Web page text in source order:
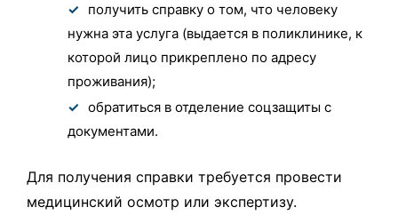
получить справку о том, что человеку
нужна эта услуга (выдается в поликлинике, к
которой лицо прикреплено по адресу
проживания);
обратиться в отделение соцзащиты с
документами.
Для получения справки требуется провести
медицинский осмотр или экспертизу.